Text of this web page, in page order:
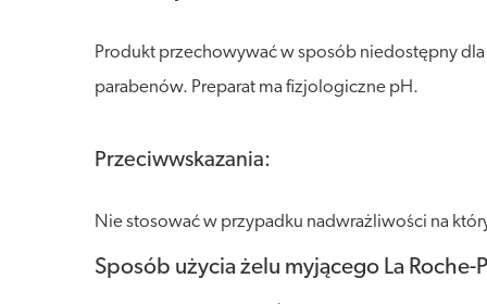
Produkt przechowywać w sposób niedostępny
parabenów. Preparat ma fizjologiczne pH.
Przeciwwskazania:
Nie stosować w przypadku nadwrażliwości na
Sposób użycia żelu myjącego La Roche-